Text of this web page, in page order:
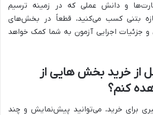
و دانش عملی که در زمینه ترسیم
بتنی کسب می‌کنید، قطعاً در بخش‌های
و جزئیات اجرایی آزمون به شما کمک خواهد
از خرید بخش هایی از
کنم؟
برای خرید، می‌توانید پیش‌نمایش و چند